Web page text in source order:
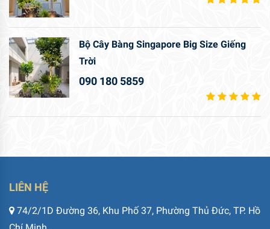
Bộ Cây Bàng Singapore Big Size Giếng
Trời
090 180 5859
LIÊN HỆ
74/2/1D Đường 36, Khu Phố 37, Phường Thủ Đức, TP. Hồ